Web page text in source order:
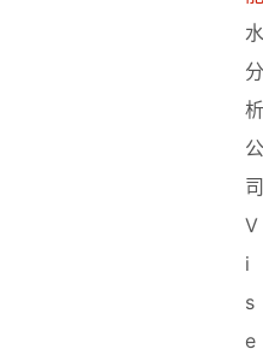
水
分
析
公
司
V
i
s
e